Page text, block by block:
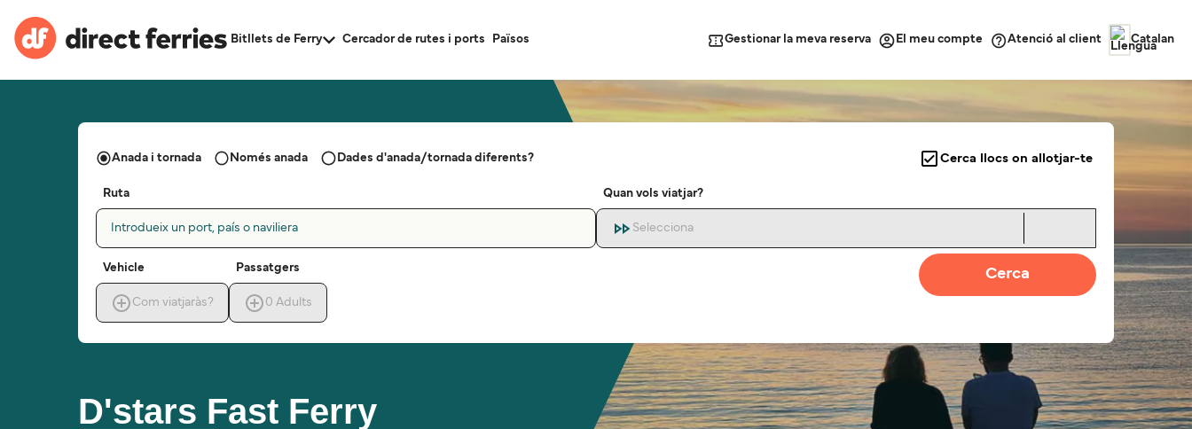
Bitllets de Ferry Cercador de rutes i ports Països Gestionar la meva reserva El meu compte Atenció al client Catalan
D'stars Fast Ferry
Anada i tornada Només anada Dades d'anada/tornada diferents? Cerca llocs on allotjar-te
Ruta
Introdueix un port, país o naviliera
Quan vols viatjar?
Selecciona
Vehicle
Com viatjaràs?
Passatgers
0 Adults
Cerca